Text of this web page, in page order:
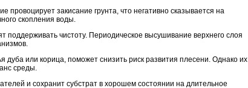
закисание грунта, что негативно сказывается на
скопления воды.
поддерживать чистоту. Периодическое высушивание верхнего слоя
дуба или корица, поможет снизить риск развития плесени. Однако их
среды.
и сохранит субстрат в хорошем состоянии на длительное